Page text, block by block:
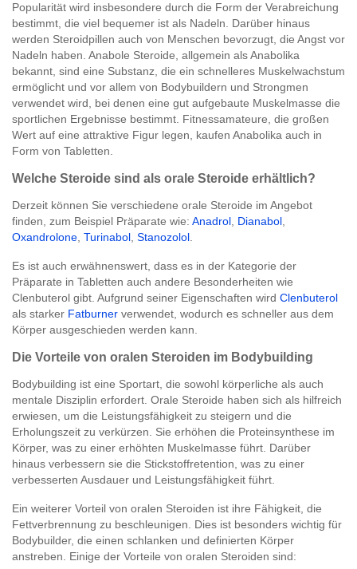
Popularität wird insbesondere durch die Form der Verabreichung
bestimmt, die viel bequemer ist als Nadeln. Darüber hinaus
werden Steroidpillen auch von Menschen bevorzugt, die Angst vor
Nadeln haben. Anabole Steroide, allgemein als Anabolika
bekannt, sind eine Substanz, die ein schnelleres Muskelwachstum
ermöglicht und vor allem von Bodybuildern und Strongmen
verwendet wird, bei denen eine gut aufgebaute Muskelmasse die
sportlichen Ergebnisse bestimmt. Fitnessamateure, die großen
Wert auf eine attraktive Figur legen, kaufen Anabolika auch in
Form von Tabletten.
Welche Steroide sind als orale Steroide erhältlich?
Derzeit können Sie verschiedene orale Steroide im Angebot
finden, zum Beispiel Präparate wie: Anadrol, Dianabol,
Oxandrolone, Turinabol, Stanozolol.
Es ist auch erwähnenswert, dass es in der Kategorie der
Präparate in Tabletten auch andere Besonderheiten wie
Clenbuterol gibt. Aufgrund seiner Eigenschaften wird Clenbuterol
als starker Fatburner verwendet, wodurch es schneller aus dem
Körper ausgeschieden werden kann.
Die Vorteile von oralen Steroiden im Bodybuilding
Bodybuilding ist eine Sportart, die sowohl körperliche als auch
mentale Disziplin erfordert. Orale Steroide haben sich als hilfreich
erwiesen, um die Leistungsfähigkeit zu steigern und die
Erholungszeit zu verkürzen. Sie erhöhen die Proteinsynthese im
Körper, was zu einer erhöhten Muskelmasse führt. Darüber
hinaus verbessern sie die Stickstoffretention, was zu einer
verbesserten Ausdauer und Leistungsfähigkeit führt.
Ein weiterer Vorteil von oralen Steroiden ist ihre Fähigkeit, die
Fettverbrennung zu beschleunigen. Dies ist besonders wichtig für
Bodybuilder, die einen schlanken und definierten Körper
anstreben. Einige der Vorteile von oralen Steroiden sind: